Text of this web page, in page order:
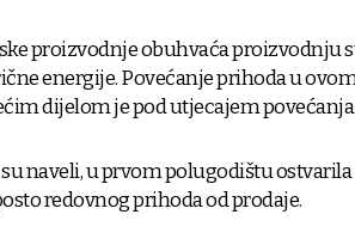
proizvodnje obuhvaća proizvodnju
energije. Povećanje prihoda u
dijelom je pod utjecajem
su naveli, u prvom polugodištu
redovnog prihoda od prodaje.